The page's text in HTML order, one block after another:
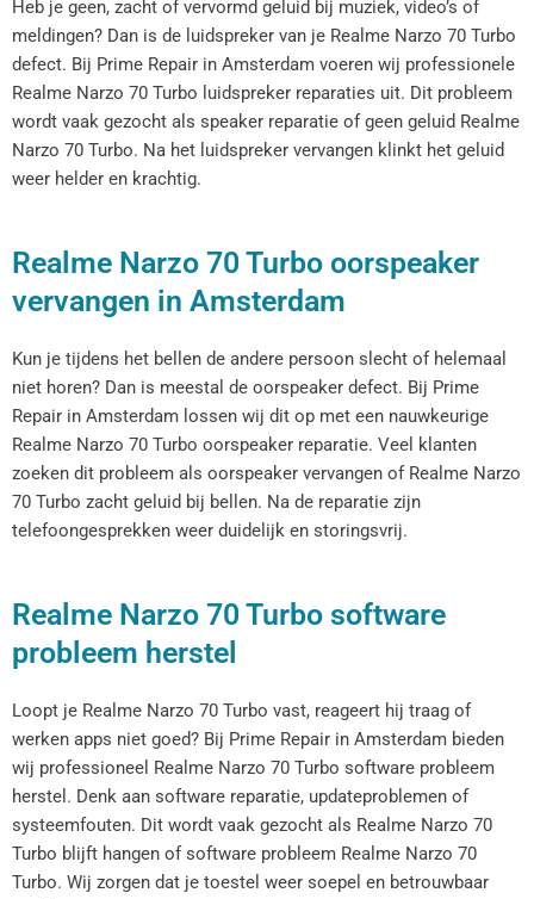
Heb je geen, zacht of vervormd geluid bij muziek, video’s of
meldingen? Dan is de luidspreker van je Realme Narzo 70 Turbo
defect. Bij Prime Repair in Amsterdam voeren wij professionele
Realme Narzo 70 Turbo luidspreker reparaties uit. Dit probleem
wordt vaak gezocht als speaker reparatie of geen geluid Realme
Narzo 70 Turbo. Na het luidspreker vervangen klinkt het geluid
weer helder en krachtig.
Realme Narzo 70 Turbo oorspeaker
vervangen in Amsterdam
Kun je tijdens het bellen de andere persoon slecht of helemaal
niet horen? Dan is meestal de oorspeaker defect. Bij Prime
Repair in Amsterdam lossen wij dit op met een nauwkeurige
Realme Narzo 70 Turbo oorspeaker reparatie. Veel klanten
zoeken dit probleem als oorspeaker vervangen of Realme Narzo
70 Turbo zacht geluid bij bellen. Na de reparatie zijn
telefoongesprekken weer duidelijk en storingsvrij.
Realme Narzo 70 Turbo software
probleem herstel
Loopt je Realme Narzo 70 Turbo vast, reageert hij traag of
werken apps niet goed? Bij Prime Repair in Amsterdam bieden
wij professioneel Realme Narzo 70 Turbo software probleem
herstel. Denk aan software reparatie, updateproblemen of
systeemfouten. Dit wordt vaak gezocht als Realme Narzo 70
Turbo blijft hangen of software probleem Realme Narzo 70
Turbo. Wij zorgen dat je toestel weer soepel en betrouwbaar